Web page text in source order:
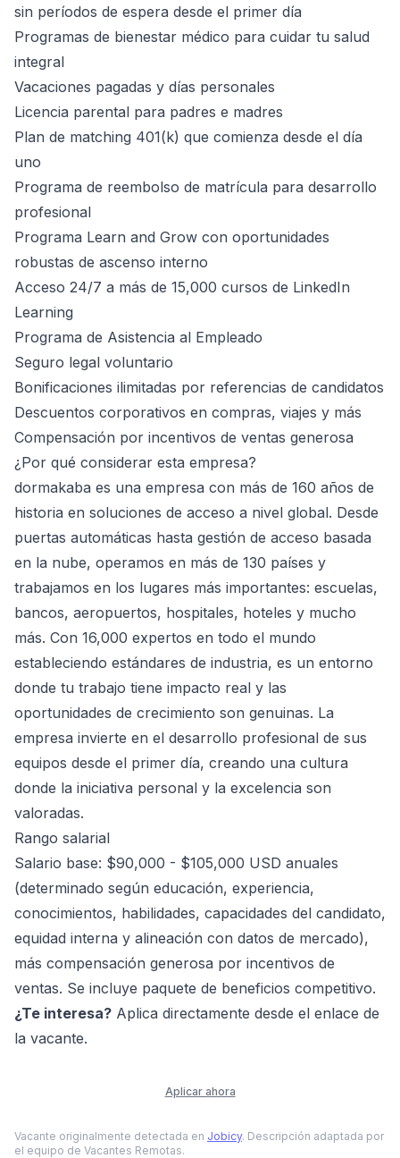
sin períodos de espera desde el primer día
Programas de bienestar médico para cuidar tu salud
integral
Vacaciones pagadas y días personales
Licencia parental para padres e madres
Plan de matching 401(k) que comienza desde el día
uno
Programa de reembolso de matrícula para desarrollo
profesional
Programa Learn and Grow con oportunidades
robustas de ascenso interno
Acceso 24/7 a más de 15,000 cursos de LinkedIn
Learning
Programa de Asistencia al Empleado
Seguro legal voluntario
Bonificaciones ilimitadas por referencias de candidatos
Descuentos corporativos en compras, viajes y más
Compensación por incentivos de ventas generosa
¿Por qué considerar esta empresa?
dormakaba es una empresa con más de 160 años de
historia en soluciones de acceso a nivel global. Desde
puertas automáticas hasta gestión de acceso basada
en la nube, operamos en más de 130 países y
trabajamos en los lugares más importantes: escuelas,
bancos, aeropuertos, hospitales, hoteles y mucho
más. Con 16,000 expertos en todo el mundo
estableciendo estándares de industria, es un entorno
donde tu trabajo tiene impacto real y las
oportunidades de crecimiento son genuinas. La
empresa invierte en el desarrollo profesional de sus
equipos desde el primer día, creando una cultura
donde la iniciativa personal y la excelencia son
valoradas.
Rango salarial
Salario base: $90,000 - $105,000 USD anuales
(determinado según educación, experiencia,
conocimientos, habilidades, capacidades del candidato,
equidad interna y alineación con datos de mercado),
más compensación generosa por incentivos de
ventas. Se incluye paquete de beneficios competitivo.
¿Te interesa? Aplica directamente desde el enlace de
la vacante.
Aplicar ahora
Vacante originalmente detectada en Jobicy. Descripción adaptada por
el equipo de Vacantes Remotas.